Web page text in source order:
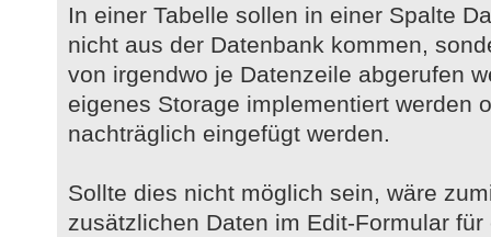
In einer Tabelle sollen in einer Spalte
nicht aus der Datenbank kommen,
von irgendwo je Datenzeile abgerufen
eigenes Storage implementiert werden
nachträglich eingefügt werden.
Sollte dies nicht möglich sein, wäre
zusätzlichen Daten im Edit-Formular